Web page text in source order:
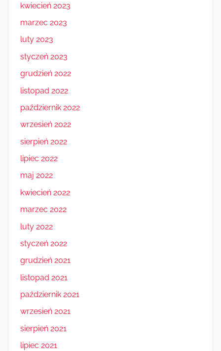
kwiecień 2023
marzec 2023
luty 2023
styczeń 2023
grudzień 2022
listopad 2022
październik 2022
wrzesień 2022
sierpień 2022
lipiec 2022
maj 2022
kwiecień 2022
marzec 2022
luty 2022
styczeń 2022
grudzień 2021
listopad 2021
październik 2021
wrzesień 2021
sierpień 2021
lipiec 2021